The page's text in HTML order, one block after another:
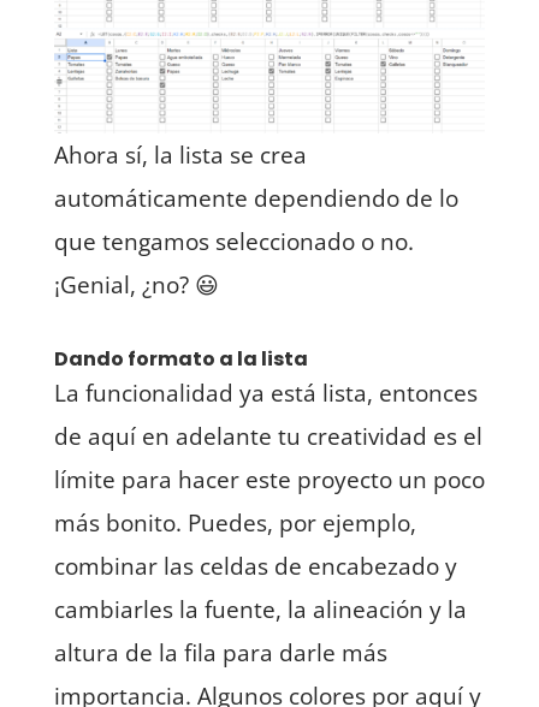
Ahora sí, la lista se crea
automáticamente dependiendo de lo
que tengamos seleccionado o no.
¡Genial, ¿no? 😃
Dando formato a la lista
La funcionalidad ya está lista, entonces
de aquí en adelante tu creatividad es el
límite para hacer este proyecto un poco
más bonito. Puedes, por ejemplo,
combinar las celdas de encabezado y
cambiarles la fuente, la alineación y la
altura de la fila para darle más
importancia. Algunos colores por aquí y